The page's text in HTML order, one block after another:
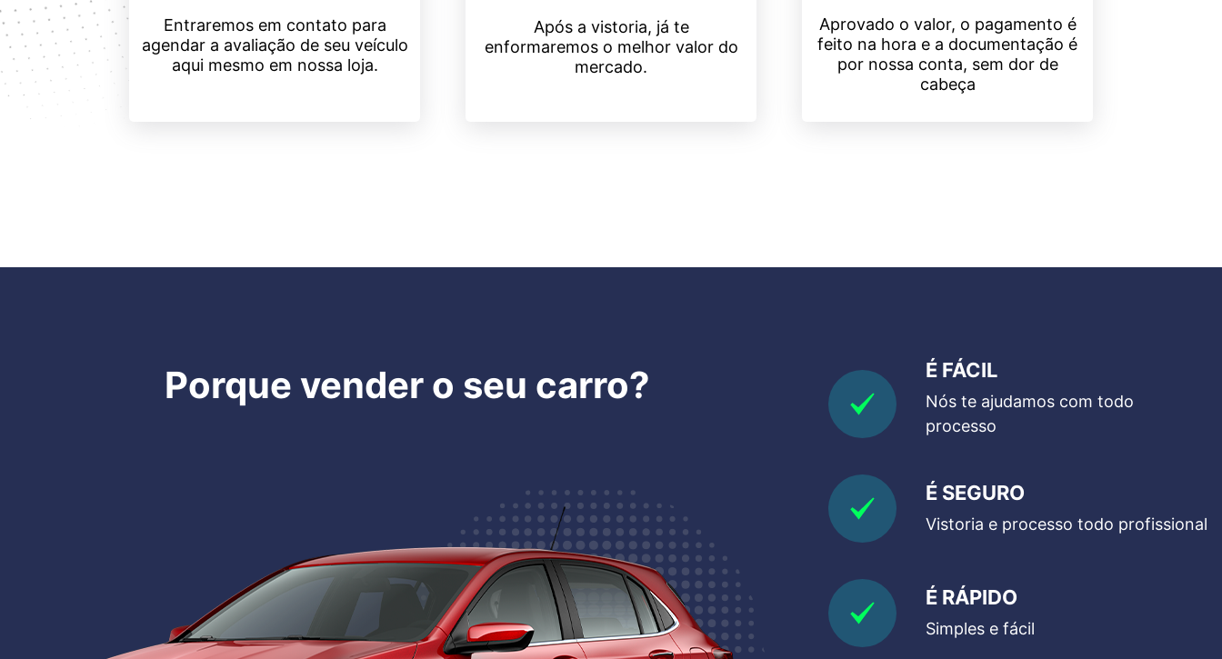
Entraremos em contato para
agendar a avaliação de seu veículo
aqui mesmo em nossa loja.
Após a vistoria, já te
enformaremos o melhor valor do
mercado.
Aprovado o valor, o pagamento é
feito na hora e a documentação é
por nossa conta, sem dor de
cabeça
É FÁCIL
Nós te ajudamos com todo
processo
É SEGURO
Vistoria e processo todo profissional
É RÁPIDO
Simples e fácil
Porque vender o seu carro?